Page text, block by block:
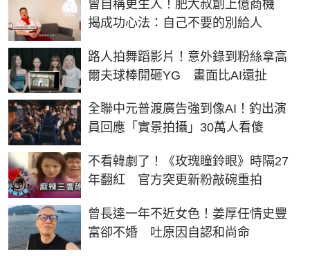
曾自稱更生人！肥大叔創上億商機
揭成功心法：自己不要的別給人
路人拍舞蹈影片！意外錄到粉絲拿高
爾夫球棒開砸YG 畫面比AI還扯
全聯中元普渡廣告強到像AI！釣出演
員回應「實景拍攝」30萬人看傻
不看韓劇了！《玫瑰瞳鈴眼》時隔27
年翻紅 官方突更新粉敲碗重拍
曾長達一年不近女色！姜厚任情史豐
富卻不婚 吐原因自認和尚命